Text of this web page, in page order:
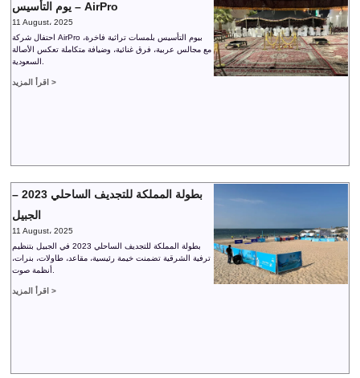
يوم التأسيس – AirPro
11 August، 2025
احتفال شركة AirPro بيوم التأسيس بلمسات تراثية فاخرة،
مع مجالس عربية، فرق غنائية، وضيافة متكاملة تعكس الأصالة
اقرأ المزيد >
بطولة المملكة للتجديف الساحلي 2023 –
الجبيل
11 August، 2025
بطولة المملكة للتجديف الساحلي 2023 في الجبيل بتنظيم
ترفية الشرقية تضمنت خيمة رئيسية، مقاعد، طاولات، بنرات،
أنظمة صوت.
اقرأ المزيد >